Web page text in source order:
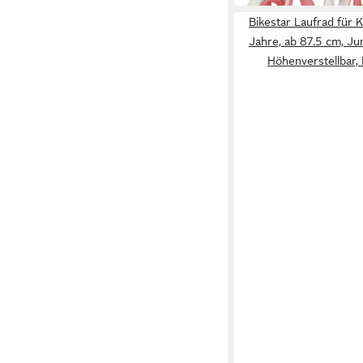
Bikestar Laufrad für
Jahre, ab 87.5 cm,
Höhenverstellbar,